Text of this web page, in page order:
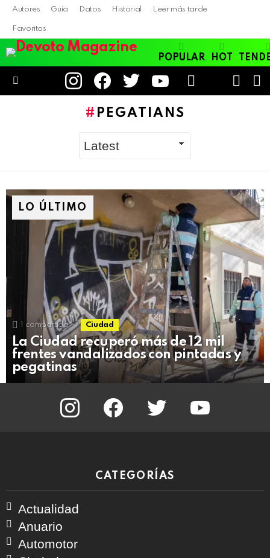
Autores Guía Datos Historial Leer más tarde
Favoritos
POPULAR HOT
instagramfacebooktwitter youtube
SKIN
PEGATIANS
LO ÚLTIMO
compartido Ciudad
La Ciudad recuperó más de 12 mil
frentes vandalizados con pintadas y
pegatinas
instagram facebook twitter
CATEGORÍAS
Actualidad
Anuario
Automotor